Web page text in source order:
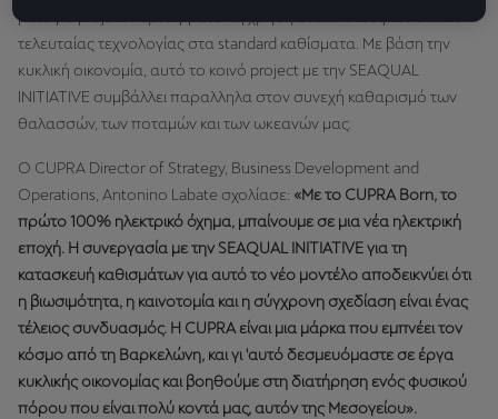
βιώσιμο project περιλαμβάνει τη χρήση ανακυκλώσιμων υλικών
τελευταίας τεχνολογίας στα standard καθίσματα. Με βάση την
κυκλική οικονομία, αυτό το κοινό project με την SEAQUAL
INITIATIVE συμβάλλει παραλληλα στον συνεχή καθαρισμό των
θαλασσών, των ποταμών και των ωκεανών μας.
Ο CUPRA Director of Strategy, Business Development and
Operations, Antonino Labate σχολίασε: «Με το CUPRA Born, το
πρώτο 100% ηλεκτρικό όχημα, μπαίνουμε σε μια νέα ηλεκτρική
εποχή. Η συνεργασία με την SEAQUAL INITIATIVE για τη
κατασκευή καθισμάτων για αυτό το νέο μοντέλο αποδεικνύει ότι
η βιωσιμότητα, η καινοτομία και η σύγχρονη σχεδίαση είναι ένας
τέλειος συνδυασμός. Η CUPRA είναι μια μάρκα που εμπνέει τον
κόσμο από τη Βαρκελώνη, και γι 'αυτό δεσμευόμαστε σε έργα
κυκλικής οικονομίας και βοηθούμε στη διατήρηση ενός φυσικού
πόρου που είναι πολύ κοντά μας, αυτόν της Μεσογείου».